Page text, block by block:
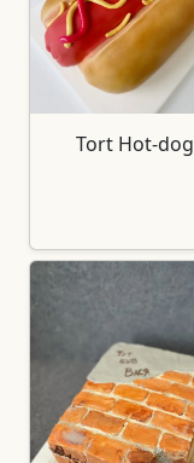
Tort Hot-dog